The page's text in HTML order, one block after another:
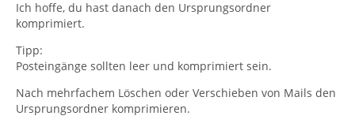
Ich hoffe, du hast danach den Ursprungsordner
komprimiert.
Tipp:
Posteingänge sollten leer und komprimiert sein.
Nach mehrfachem Löschen oder Verschieben von Mails den
Ursprungsordner komprimieren.